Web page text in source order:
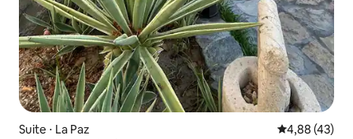
Suite ⋅ La Paz Évaluation
4,88 (43)